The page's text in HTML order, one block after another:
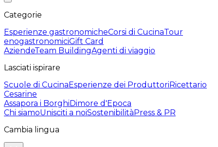
Categorie
Esperienze gastronomicheCorsi di CucinaTour
enogastronomiciGift Card
AziendeTeam BuildingAgenti di viaggio
Lasciati ispirare
Scuole di CucinaEsperienze dei ProduttoriRicettario
Cesarine
Assapora i BorghiDimore d'Epoca
Chi siamoUnisciti a noiSostenibilitàPress & PR
Cambia lingua